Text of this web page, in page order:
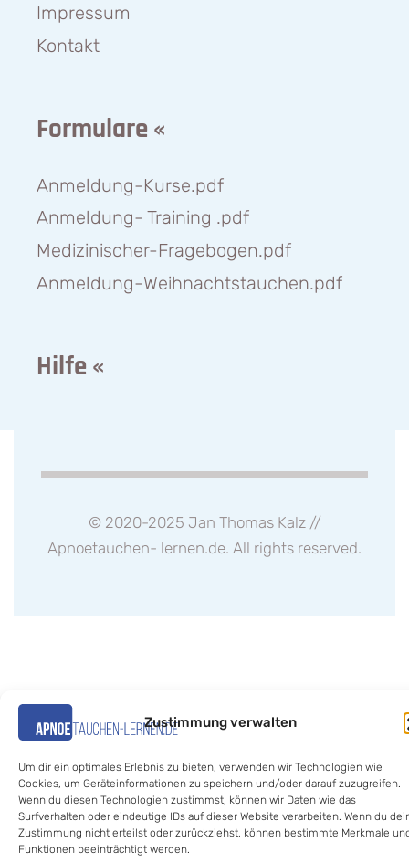
Zustimmung verwalten
Um dir ein optimales Erlebnis zu bieten, verwenden wir Technologien wie
Cookies, um Geräteinformationen zu speichern und/oder darauf zuzugreifen.
Wenn du diesen Technologien zustimmst, können wir Daten wie das
Surfverhalten oder eindeutige IDs auf dieser Website verarbeiten. Wenn du
Zustimmung nicht erteilst oder zurückziehst, können bestimmte Merkmale
Funktionen beeinträchtigt werden.
Impressum
Kontakt
Formulare «
Anmeldung-Kurse.pdf
Anmeldung- Training .pdf
Medizinischer-Fragebogen.pdf
Anmeldung-Weihnachtstauchen.pdf
Hilfe «
© 2020-2025 Jan Thomas Kalz //
Apnoetauchen- lernen.de. All rights reserved.